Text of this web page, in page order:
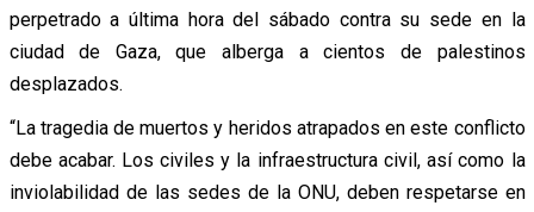
perpetrado a última hora del sábado contra su sede en la
ciudad de Gaza, que alberga a cientos de palestinos
desplazados.
“La tragedia de muertos y heridos atrapados en este conflicto
debe acabar. Los civiles y la infraestructura civil, así como la
inviolabilidad de las sedes de la ONU, deben respetarse en